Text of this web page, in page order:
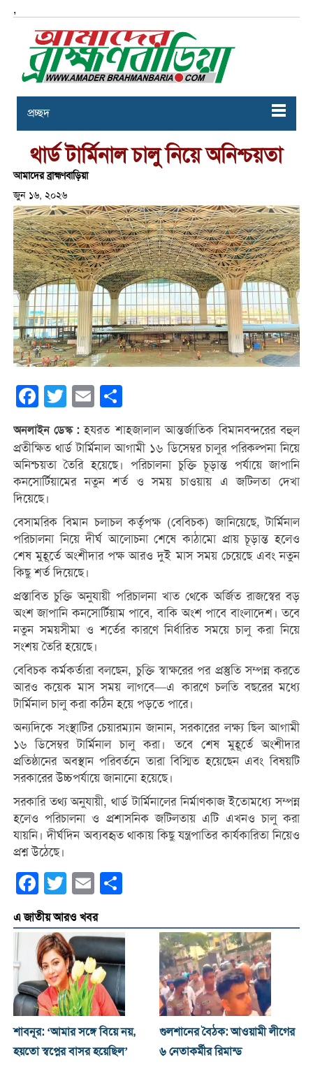
,
প্রচ্ছদ
থার্ড টার্মিনাল চালু নিয়ে অনিশ্চয়তা
আমাদের ব্রাহ্মণবাড়িয়া
জুন ১৬, ২০২৬
Facebook
Twitter Email
অনলাইন ডেস্ক : হযরত শাহজালাল আন্তর্জাতিক বিমানবন্দরের বহুল
প্রতীক্ষিত থার্ড টার্মিনাল আগামী ১৬ ডিসেম্বর চালুর পরিকল্পনা নিয়ে
অনিশ্চয়তা তৈরি হয়েছে। পরিচালনা চুক্তি চূড়ান্ত পর্যায়ে জাপানি
কনসোর্টিয়ামের নতুন শর্ত ও সময় চাওয়ায় এ জটিলতা দেখা
দিয়েছে।
বেসামরিক বিমান চলাচল কর্তৃপক্ষ (বেবিচক) জানিয়েছে, টার্মিনাল
পরিচালনা নিয়ে দীর্ঘ আলোচনা শেষে কাঠামো প্রায় চূড়ান্ত হলেও
শেষ মুহূর্তে অংশীদার পক্ষ আরও দুই মাস সময় চেয়েছে এবং নতুন
কিছু শর্ত দিয়েছে।
প্রস্তাবিত চুক্তি অনুযায়ী পরিচালনা খাত থেকে অর্জিত রাজস্বের বড়
অংশ জাপানি কনসোর্টিয়াম পাবে, বাকি অংশ পাবে বাংলাদেশ। তবে
নতুন সময়সীমা ও শর্তের কারণে নির্ধারিত সময়ে চালু করা নিয়ে
সংশয় তৈরি হয়েছে।
বেবিচক কর্মকর্তারা বলছেন, চুক্তি স্বাক্ষরের পর প্রস্তুতি সম্পন্ন করতে
আরও কয়েক মাস সময় লাগবে—এ কারণে চলতি বছরের মধ্যে
টার্মিনাল চালু করা কঠিন হয়ে পড়তে পারে।
অন্যদিকে সংস্থাটির চেয়ারম্যান জানান, সরকারের লক্ষ্য ছিল আগামী
১৬ ডিসেম্বর টার্মিনাল চালু করা। তবে শেষ মুহূর্তে অংশীদার
প্রতিষ্ঠানের অবস্থান পরিবর্তনে তারা বিস্মিত হয়েছেন এবং বিষয়টি
সরকারের উচ্চপর্যায়ে জানানো হয়েছে।
সরকারি তথ্য অনুযায়ী, থার্ড টার্মিনালের নির্মাণকাজ ইতোমধ্যে সম্পন্ন
হলেও পরিচালনা ও প্রশাসনিক জটিলতায় এটি এখনও চালু করা
যায়নি। দীর্ঘদিন অব্যবহৃত থাকায় কিছু যন্ত্রপাতির কার্যকারিতা নিয়েও
প্রশ্ন উঠেছে।
Facebook
Twitter Email
এ জাতীয় আরও খবর
শাবনূর: ‘আমার সঙ্গে বিয়ে নয়,
হয়তো স্বপ্নের বাসর হয়েছিল’
গুলশানের বৈঠক: আওয়ামী লীগের
৬ নেতাকর্মীর রিমান্ড